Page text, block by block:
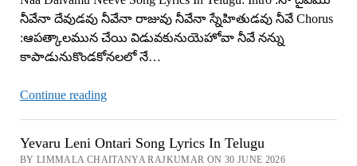
–
God’s
Faithfulness!
నీవేనా దేవుడవు నీవేనా రాజువు నీవేనా స్నేహితుడవు నీవే Chorus
:ఆపత్కాలమున చేయి విడువకునుయెహోవా నీవే నన్ను
కాపాడునుకొండకోనలలో నే…
Continue readingNaa
Song
Yevaru Leni Ontari Song Lyrics In Telugu
BY LIMMALA CHAITANYA RAJKUMAR ON 30 JUNE 2026